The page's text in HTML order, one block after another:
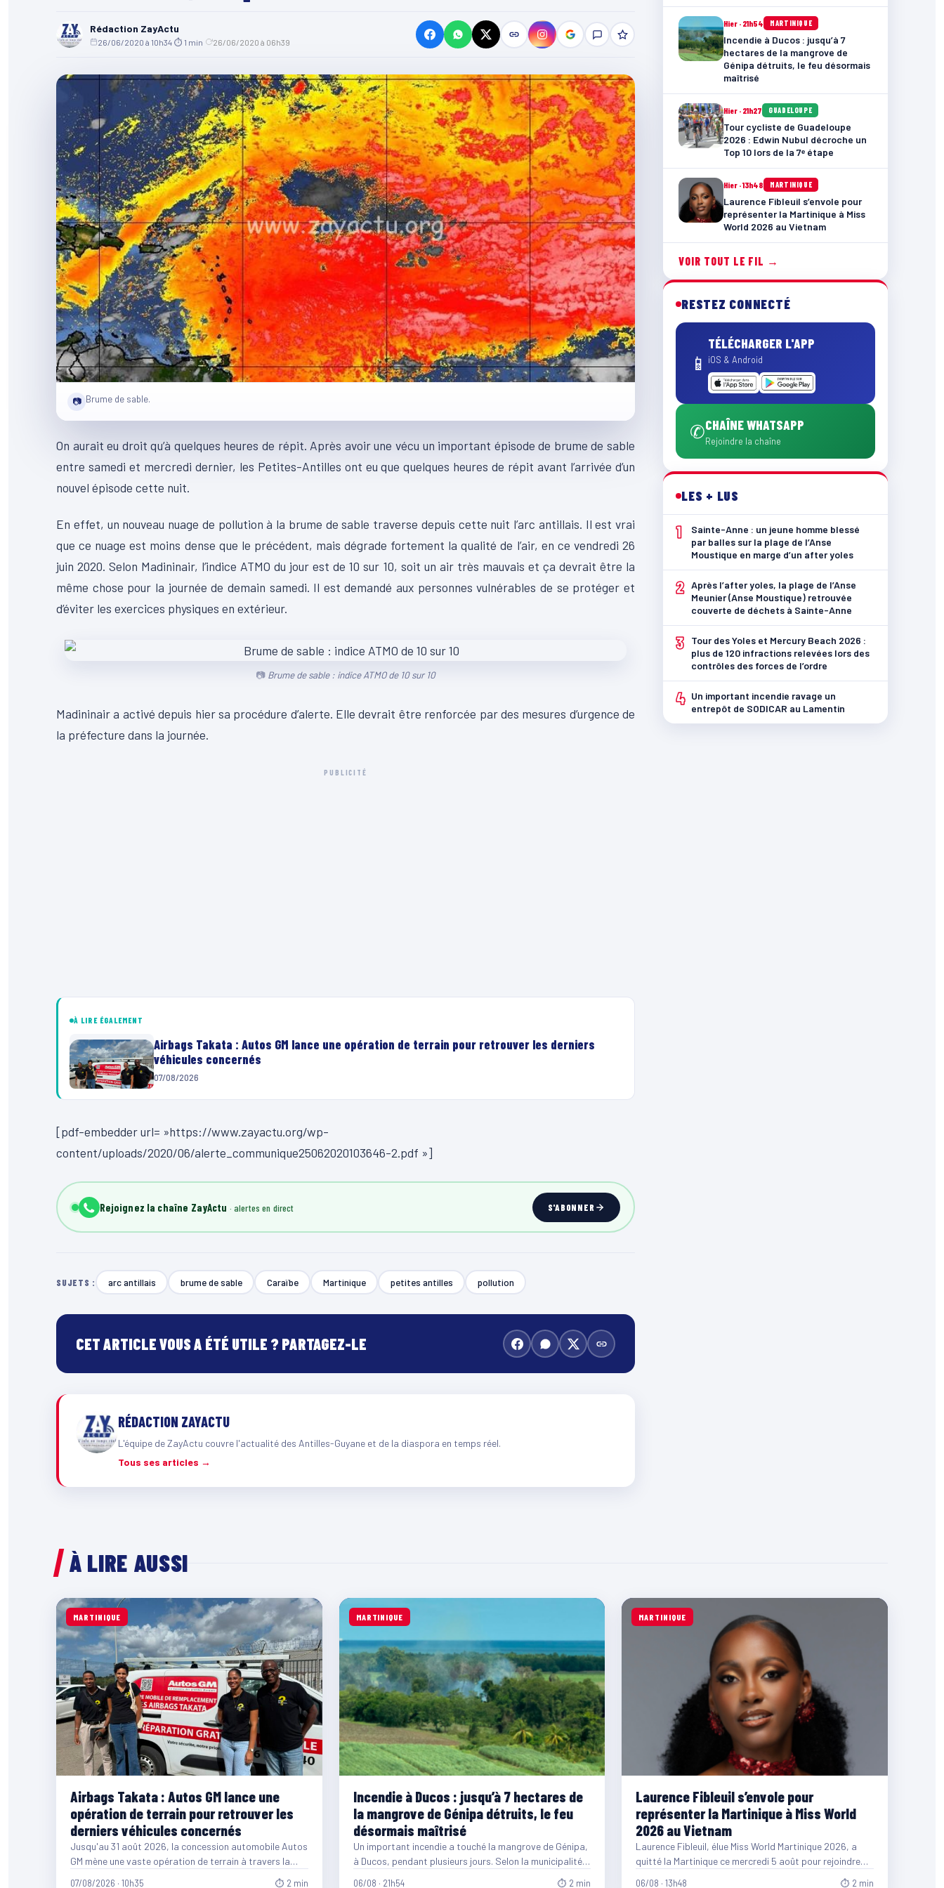
Rédaction ZayActu
26/06/2020 à 10h34 ⏱ 1 min 26/06/2020 à 06h39
📷 Brume de sable.
On aurait eu droit qu’à quelques heures de répit. Après avoir une vécu un important épisode de brume de sable
entre samedi et mercredi dernier, les Petites-Antilles ont eu que quelques heures de répit avant l’arrivée d’un
nouvel épisode cette nuit.
En effet, un nouveau nuage de pollution à la brume de sable traverse depuis cette nuit l’arc antillais. Il est vrai
que ce nuage est moins dense que le précédent, mais dégrade fortement la qualité de l’air, en ce vendredi 26
juin 2020. Selon Madininair, l’indice ATMO du jour est de 10 sur 10, soit un air très mauvais et ça devrait être la
même chose pour la journée de demain samedi. Il est demandé aux personnes vulnérables de se protéger et
d’éviter les exercices physiques en extérieur.
Brume de sable : indice ATMO de 10 sur 10
Madininair a activé depuis hier sa procédure d’alerte. Elle devrait être renforcée par des mesures d’urgence de
la préfecture dans la journée.
PUBLICITÉ
À LIRE ÉGALEMENT
Airbags Takata : Autos GM lance une opération de terrain pour retrouver les derniers
véhicules concernés
07/08/2026
[pdf-embedder url= »https://www.zayactu.org/wp-
content/uploads/2020/06/alerte_communique25062020103646-2.pdf »]
Rejoignez la chaîne ZayActu S'ABONNER
SUJETS : arc antillais brume de sable Caraïbe Martinique petites antilles pollution
CET ARTICLE VOUS A ÉTÉ UTILE ? PARTAGEZ-LE
RÉDACTION ZAYACTU
L'équipe de ZayActu couvre l'actualité des Antilles-Guyane et de la diaspora en temps réel.
Tous ses articles →
Hier · 21h54 MARTINIQUE
Incendie à Ducos : jusqu’à 7
hectares de la mangrove de
Génipa détruits, le feu désormais
maîtrisé
Hier · 21h27 GUADELOUPE
Tour cycliste de Guadeloupe
2026 : Edwin Nubul décroche un
Top 10 lors de la 7ᵉ étape
Hier · 13h48 MARTINIQUE
Laurence Fibleuil s’envole pour
représenter la Martinique à Miss
World 2026 au Vietnam
VOIR TOUT LE FIL →
RESTEZ CONNECTÉ
📱
TÉLÉCHARGER L'APP
iOS & Android
✆CHAÎNE WHATSAPP
Rejoindre la chaîne
LES + LUS
1
Sainte-Anne : un jeune homme blessé
par balles sur la plage de l’Anse
Moustique en marge d’un after yoles
2 Après l’after yoles, la plage de l’Anse
Meunier (Anse Moustique) retrouvée
couverte de déchets à Sainte-Anne
3
Tour des Yoles et Mercury Beach 2026 :
plus de 120 infractions relevées lors des
contrôles des forces de l’ordre
4 Un important incendie ravage un
entrepôt de SODICAR au Lamentin
À LIRE AUSSI
MARTINIQUE
Airbags Takata : Autos GM lance une
opération de terrain pour retrouver les
derniers véhicules concernés
Jusqu'au 31 août 2026, la concession automobile Autos
GM mène une vaste opération de terrain à travers la…
07/08/2026 · 10h35 ⏱ 2 min
MARTINIQUE
Incendie à Ducos : jusqu’à 7 hectares de
la mangrove de Génipa détruits, le feu
désormais maîtrisé
Un important incendie a touché la mangrove de Génipa,
à Ducos, pendant plusieurs jours. Selon la municipalité,
06/08 · 21h54 ⏱ 2 min
MARTINIQUE
Laurence Fibleuil s’envole pour
représenter la Martinique à Miss World
2026 au Vietnam
Laurence Fibleuil, élue Miss World Martinique 2026, a
quitté la Martinique ce mercredi 5 août pour rejoindre
06/08 · 13h48 ⏱ 2 min